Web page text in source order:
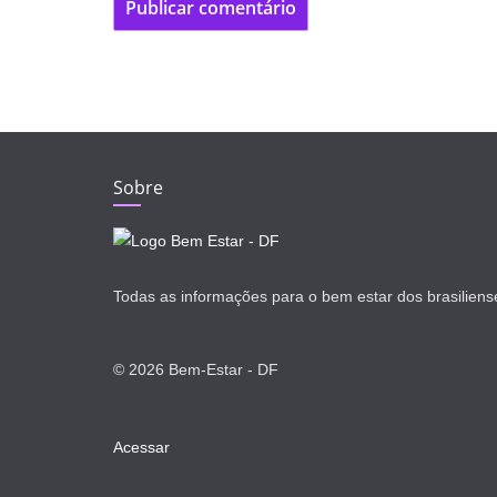
Sobre
Todas as informações para o bem estar dos
© 2026 Bem-Estar - DF
Acessar